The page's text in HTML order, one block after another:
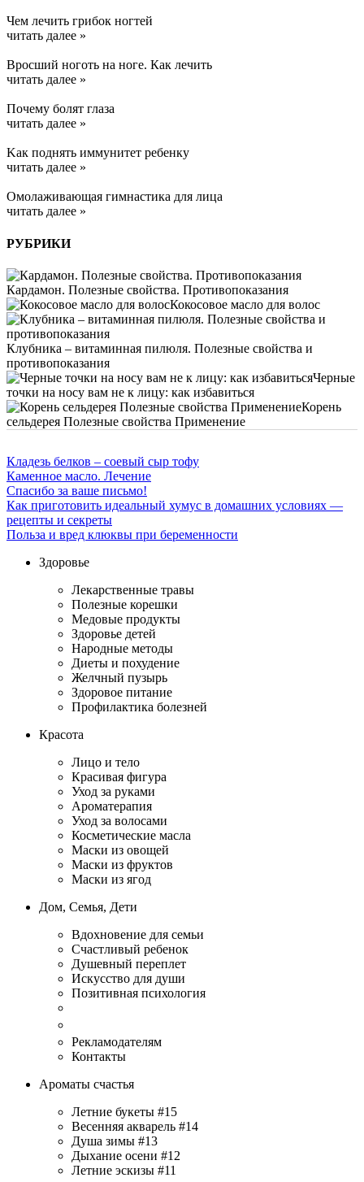
Чем лечить грибок ногтей
читать далее »
Вросший ноготь на ноге. Как лечить
читать далее »
Почему болят глаза
читать далее »
Kак поднять иммунитет ребенку
читать далее »
Омолаживающая гимнастика для лица
читать далее »
РУБРИКИ
Кардамон. Полезные свойства. Противопоказания
Кокосовое масло для волос
Клубника – витаминная пилюля. Полезные свойства и
противопоказания
Черные
точки на носу вам не к лицу: как избавиться
Корень
сельдерея Полезные свойства Применение
Кладезь белков – соевый сыр тофу
Каменное масло. Лечение
Спасибо за ваше письмо!
Как приготовить идеальный хумус в домашних условиях —
рецепты и секреты
Польза и вред клюквы при беременности
Здоровье
Лекарственные травы
Полезные корешки
Медовые продукты
Здоровье детей
Народные методы
Диеты и похудение
Желчный пузырь
Здоровое питание
Профилактика болезней
Красота
Лицо и тело
Красивая фигура
Уход за руками
Ароматерапия
Уход за волосами
Косметические масла
Маски из овощей
Маски из фруктов
Маски из ягод
Дом, Семья, Дети
Вдохновение для семьи
Счастливый ребенок
Душевный переплет
Искусство для души
Позитивная психология
Рекламодателям
Контакты
Ароматы счастья
Летние букеты #15
Весенняя акварель #14
Душа зимы #13
Дыхание осени #12
Летние эскизы #11